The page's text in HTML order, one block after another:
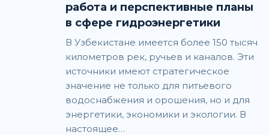
работа и перспективные планы
в сфере гидроэнергетики
В Узбекистане имеется более 150 тысяч
километров рек, ручьев и каналов. Эти
источники имеют стратегическое
значение не только для питьевого
водоснабжения и орошения, но и для
энергетики, экономики и экологии. В
настоящее…